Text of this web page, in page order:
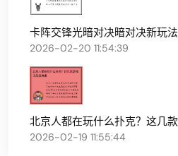
卡阵交锋光暗对决暗对决新玩法
2026-02-20 11:54:39
北京人都在玩什么扑克？这几
2026-02-19 11:55:44